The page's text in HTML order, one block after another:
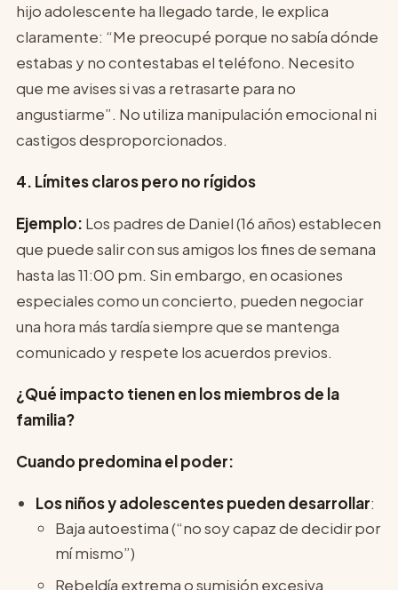
hijo adolescente ha llegado tarde, le explica
claramente: “Me preocupé porque no sabía dónde
estabas y no contestabas el teléfono. Necesito
que me avises si vas a retrasarte para no
angustiarme”. No utiliza manipulación emocional ni
castigos desproporcionados.
4. Límites claros pero no rígidos
Ejemplo: Los padres de Daniel (16 años) establecen
que puede salir con sus amigos los fines de semana
hasta las 11:00 pm. Sin embargo, en ocasiones
especiales como un concierto, pueden negociar
una hora más tardía siempre que se mantenga
comunicado y respete los acuerdos previos.
¿Qué impacto tienen en los miembros de la
familia?
Cuando predomina el poder:
Los niños y adolescentes pueden desarrollar:
Baja autoestima (“no soy capaz de decidir por
mí mismo”)
Rebeldía extrema o sumisión excesiva